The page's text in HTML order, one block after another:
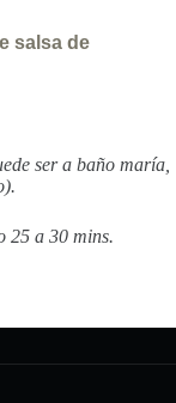
salsa de
ser a baño maría,
25 a 30 mins.